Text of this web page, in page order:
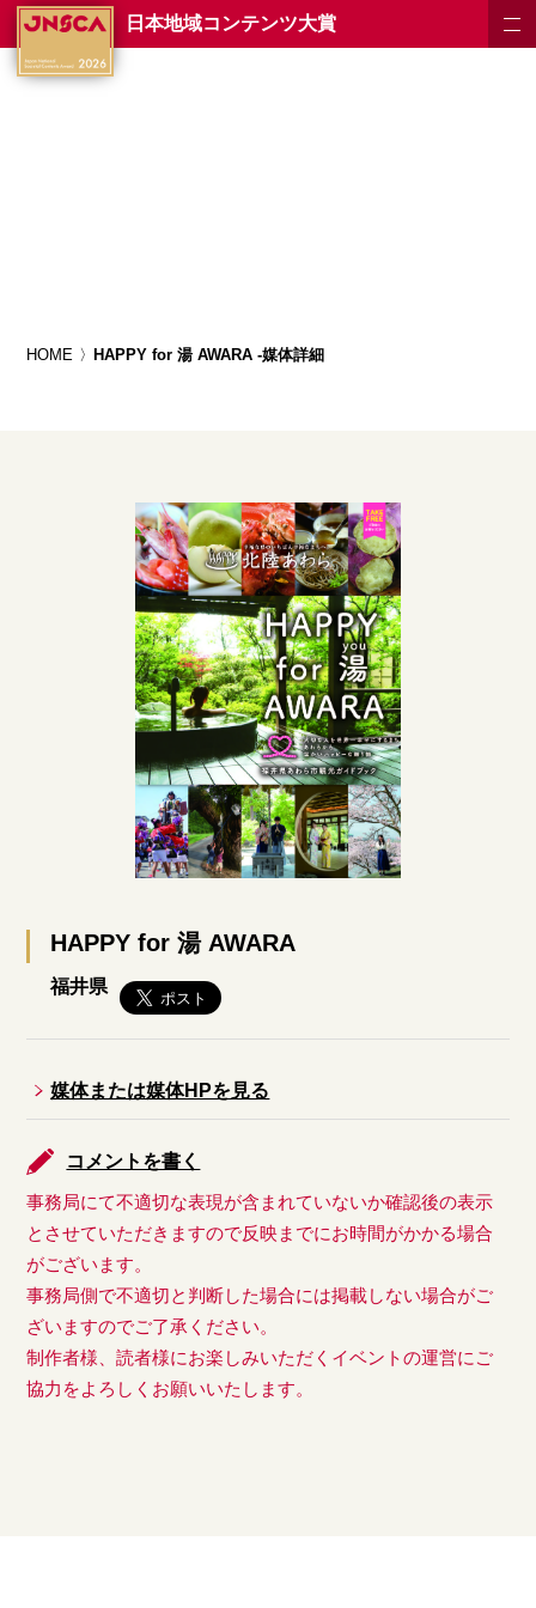
日本地域コンテンツ大賞
HOME HAPPY for 湯 AWARA -媒体詳細
HAPPY for 湯 AWARA
福井県
媒体または媒体HPを見る
コメントを書く
事務局にて不適切な表現が含まれていないか確認後の表示
とさせていただきますので反映までにお時間がかかる場合
がございます。
事務局側で不適切と判断した場合には掲載しない場合がご
ざいますのでご了承ください。
制作者様、読者様にお楽しみいただくイベントの運営にご
協力をよろしくお願いいたします。